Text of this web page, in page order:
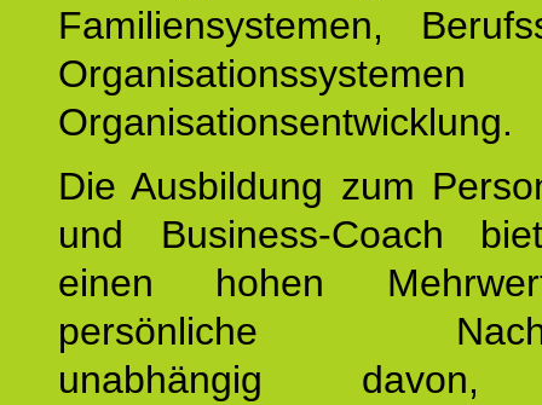
Familiensystemen,
Organisationsentwicklung.
Die Ausbildung zum
und Business-Coach
einen hohen
persönliche
unabhängig davon,